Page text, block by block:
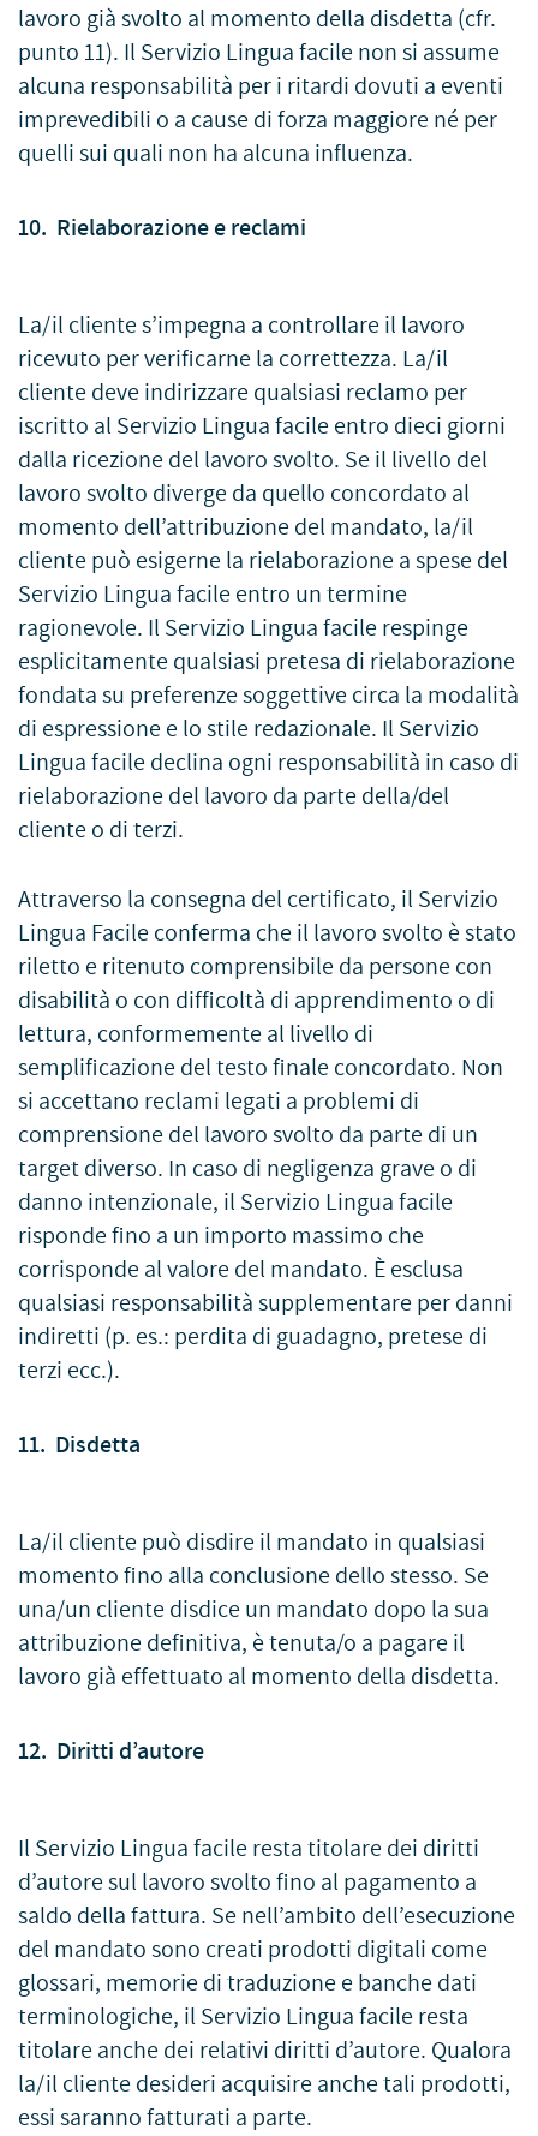
lavoro già svolto al momento della disdetta (cfr.
punto 11). Il Servizio Lingua facile non si assume
alcuna responsabilità per i ritardi dovuti a eventi
imprevedibili o a cause di forza maggiore né per
quelli sui quali non ha alcuna influenza.
10. Rielaborazione e reclami
La/il cliente s’impegna a controllare il lavoro
ricevuto per verificarne la correttezza. La/il
cliente deve indirizzare qualsiasi reclamo per
iscritto al Servizio Lingua facile entro dieci giorni
dalla ricezione del lavoro svolto. Se il livello del
lavoro svolto diverge da quello concordato al
momento dell’attribuzione del mandato, la/il
cliente può esigerne la rielaborazione a spese del
Servizio Lingua facile entro un termine
ragionevole. Il Servizio Lingua facile respinge
esplicitamente qualsiasi pretesa di rielaborazione
fondata su preferenze soggettive circa la modalità
di espressione e lo stile redazionale. Il Servizio
Lingua facile declina ogni responsabilità in caso di
rielaborazione del lavoro da parte della/del
cliente o di terzi.
Attraverso la consegna del certificato, il Servizio
Lingua Facile conferma che il lavoro svolto è stato
riletto e ritenuto comprensibile da persone con
disabilità o con difficoltà di apprendimento o di
lettura, conformemente al livello di
semplificazione del testo finale concordato. Non
si accettano reclami legati a problemi di
comprensione del lavoro svolto da parte di un
target diverso. In caso di negligenza grave o di
danno intenzionale, il Servizio Lingua facile
risponde fino a un importo massimo che
corrisponde al valore del mandato. È esclusa
qualsiasi responsabilità supplementare per danni
indiretti (p. es.: perdita di guadagno, pretese di
terzi ecc.).
11. Disdetta
La/il cliente può disdire il mandato in qualsiasi
momento fino alla conclusione dello stesso. Se
una/un cliente disdice un mandato dopo la sua
attribuzione definitiva, è tenuta/o a pagare il
lavoro già effettuato al momento della disdetta.
12. Diritti d’autore
Il Servizio Lingua facile resta titolare dei diritti
d’autore sul lavoro svolto fino al pagamento a
saldo della fattura. Se nell’ambito dell’esecuzione
del mandato sono creati prodotti digitali come
glossari, memorie di traduzione e banche dati
terminologiche, il Servizio Lingua facile resta
titolare anche dei relativi diritti d’autore. Qualora
la/il cliente desideri acquisire anche tali prodotti,
essi saranno fatturati a parte.